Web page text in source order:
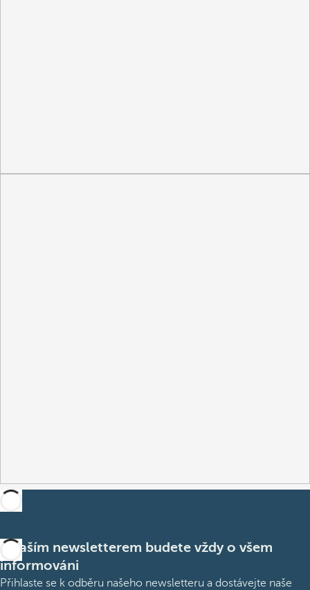
S naším newsletterem budete vždy o všem
informováni
Přihlaste se k odběru našeho newsletteru a dostávejte naše